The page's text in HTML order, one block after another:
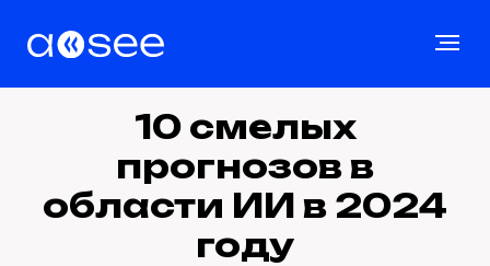
10 смелых
прогнозов в
области ИИ в 2024
году